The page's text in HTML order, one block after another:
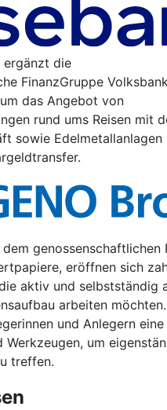
ergänzt die
FinanzGruppe
das Angebot von
rund ums Reisen mit
sowie Edelmetallanlagen
dem genossenschaftlichen
eröffnen sich
aktiv und selbstständig
arbeiten
und Anlegern
Werkzeugen, um
treffen.